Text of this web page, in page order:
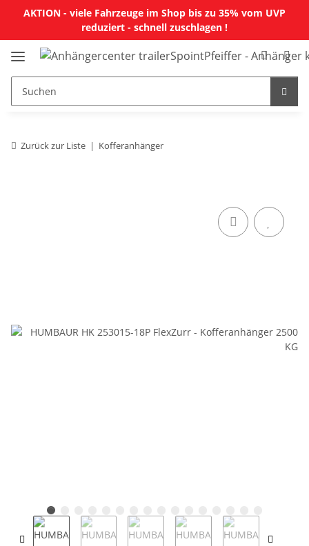
AKTION - viele Fahrzeuge im Shop bis zu 35% vom UVP
reduziert - schnell zuschlagen !
Zurück zur Liste Kofferanhänger